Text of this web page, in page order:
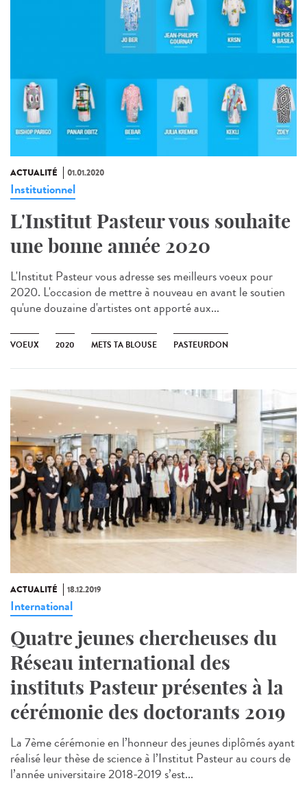
ACTUALITÉ 01.01.2020
Institutionnel
L'Institut Pasteur vous souhaite
une bonne année 2020
L'Institut Pasteur vous adresse ses meilleurs voeux pour
2020. L'occasion de mettre à nouveau en avant le soutien
qu'une douzaine d'artistes ont apporté aux...
VOEUX 2020 METS TA BLOUSE PASTEURDON
ACTUALITÉ 18.12.2019
International
Quatre jeunes chercheuses du
Réseau international des
instituts Pasteur présentes à la
cérémonie des doctorants 2019
La 7ème cérémonie en l’honneur des jeunes diplômés ayant
réalisé leur thèse de science à l’Institut Pasteur au cours de
l’année universitaire 2018-2019 s’est...